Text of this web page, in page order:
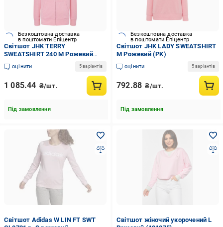
Безкоштовна доставка
в поштомати Епіцентр
Світшот JHK TERRY
SWEATSHIRT 240 M Рожевий
(PK)
оцінити 5 варіантів
1 085.44 ₴/шт.
Під замовлення
Безкоштовна доставка
в поштомати Епіцентр
Світшот JHK LADY SWEATSHIRT
M Рожевий (PK)
оцінити 5 варіантів
792.88 ₴/шт.
Під замовлення
Світшот Adidas W LIN FT SWT
Світшот жіночий укорочений L